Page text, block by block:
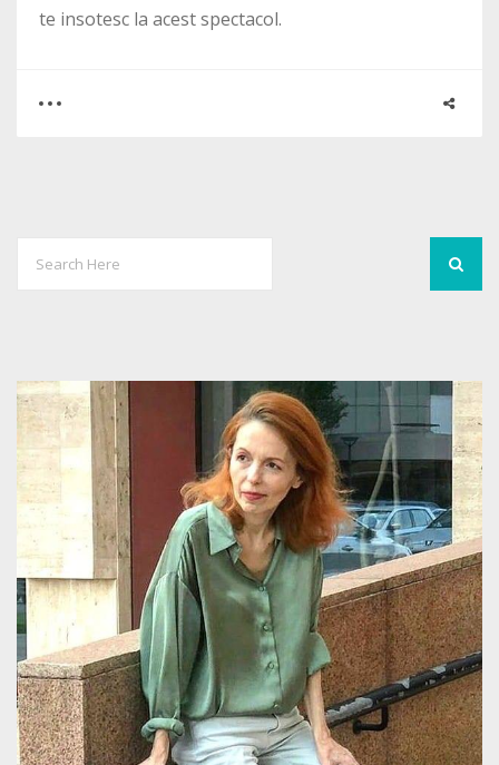
te insotesc la acest spectacol.